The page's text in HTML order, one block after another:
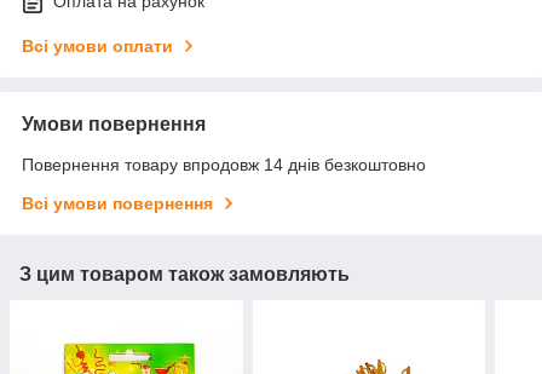
Всі умови оплати
Умови повернення
Повернення товару впродовж 14 днів безкоштовно
Всі умови повернення
З цим товаром також замовляють